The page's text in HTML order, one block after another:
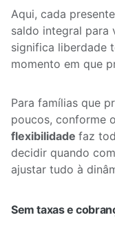
Aqui, cada
saldo integral para
significa liberdade
momento em que
Para famílias que
poucos, conforme
flexibilidade faz
decidir quando
ajustar tudo à
Sem taxas e